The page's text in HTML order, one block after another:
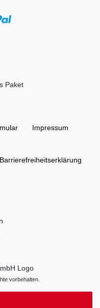
Paket
Impressum
Barrierefreiheitserklärung
vorbehalten.